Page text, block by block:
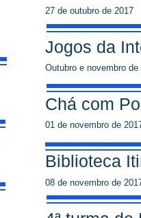
27 de outubro de 2017
Jogos da
Outubro e novembro de
Chá com
01 de novembro de
Biblioteca
08 de novembro de